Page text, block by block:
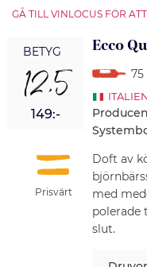
GÅ TILL VINLOCUS FÖR
BETYG
12,5
149:-
Prisvärt
Ecco
75
ITALIEN
Doft av
med
polerade
slut.